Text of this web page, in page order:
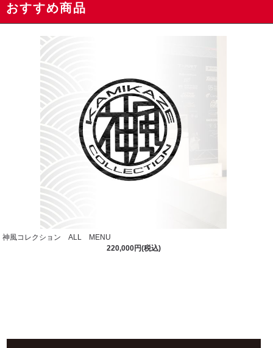
おすすめ商品
神風コレクション ALL MENU
220,000円(税込)